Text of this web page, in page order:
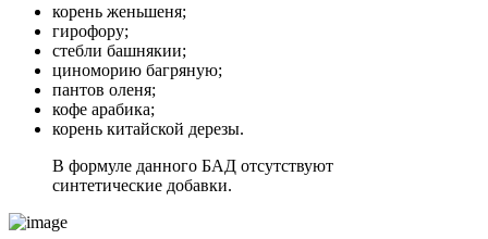
корень женьшеня;
гирофору;
стебли башнякии;
циноморию багряную;
пантов оленя;
кофе арабика;
корень китайской дерезы.
В формуле данного БАД отсутствуют
синтетические добавки.